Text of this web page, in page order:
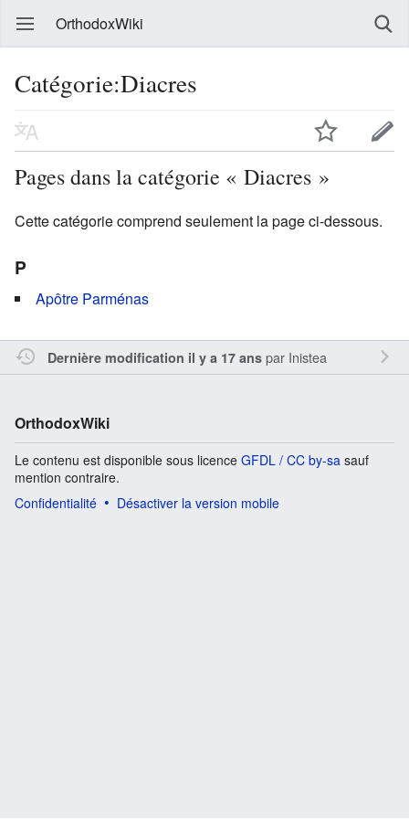
OrthodoxWiki
Catégorie:Diacres
Pages dans la catégorie « Diacres »
Cette catégorie comprend seulement la page ci-dessous.
P
Apôtre Parménas
Dernière modification il y a 17 anspar Inistea
OrthodoxWiki
Le contenu est disponible sous licence GFDL / CC by-sa sauf
mention contraire.
Confidentialité
Désactiver la version mobile